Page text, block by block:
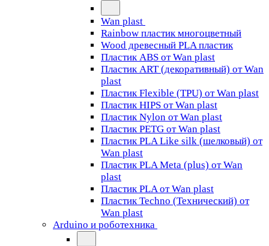
Wan plast
Rainbow пластик многоцветный
Wood древесный PLA пластик
Пластик ABS от Wan plast
Пластик ART (декоративный) от Wan
plast
Пластик Flexible (TPU) от Wan plast
Пластик HIPS от Wan plast
Пластик Nylon от Wan plast
Пластик PETG от Wan plast
Пластик PLA Like silk (шелковый) от
Wan plast
Пластик PLA Meta (plus) от Wan
plast
Пластик PLA от Wan plast
Пластик Techno (Технический) от
Wan plast
Arduino и роботехника